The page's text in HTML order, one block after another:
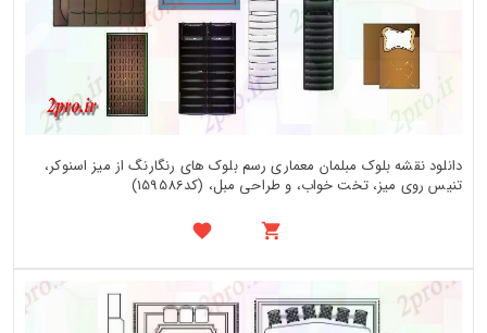
دانلود نقشه بلوک مبلمان معماری رسم بلوک های رنگارنگ از میز اسنوکر،
تنیس روی میز، تخت خواب، و طراحی مبل، (کد159586)